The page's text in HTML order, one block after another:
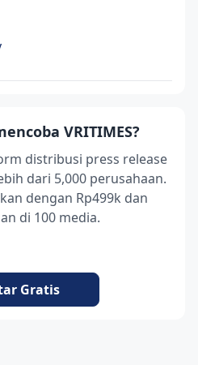
VRITIMES?
distribusi press release
dari 5,000 perusahaan.
dengan Rp499k dan
di 100 media.
Gratis